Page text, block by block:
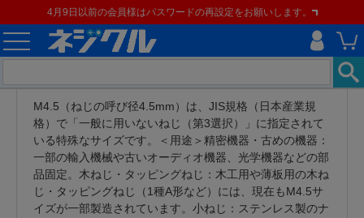
4月9日以前の会員様はパスワードの再設定をお願いします。
M4.5（ねじの呼び径4.5mm）は、JIS規格（日本産業規
格）で「一般に用いないねじ（第3選択）」に指定されて
いる特殊なサイズです。＜用途＞精密機器・古めの機器：
一部の輸入機械や古いオーディオ機器、光学機器などの部
品固定。木ねじ・タッピングねじ：木工用や薄板用の木ね
じ・タッピングねじ（1種A形など）には、現在もM4.5サ
イズが一部製造されています。小ねじ：ステンレス製のナ